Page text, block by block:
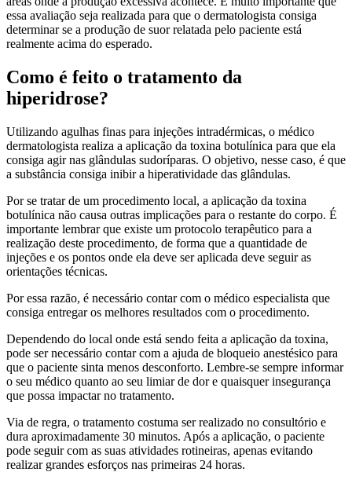
essa avaliação seja realizada para que o dermatologista consiga
determinar se a produção de suor relatada pelo paciente está
realmente acima do esperado.
Como é feito o tratamento da
hiperidrose?
Utilizando agulhas finas para injeções intradérmicas, o médico
dermatologista realiza a aplicação da toxina botulínica para que ela
consiga agir nas glândulas sudoríparas. O objetivo, nesse caso, é que
a substância consiga inibir a hiperatividade das glândulas.
Por se tratar de um procedimento local, a aplicação da toxina
botulínica não causa outras implicações para o restante do corpo. É
importante lembrar que existe um protocolo terapêutico para a
realização deste procedimento, de forma que a quantidade de
injeções e os pontos onde ela deve ser aplicada deve seguir as
orientações técnicas.
Por essa razão, é necessário contar com o médico especialista que
consiga entregar os melhores resultados com o procedimento.
Dependendo do local onde está sendo feita a aplicação da toxina,
pode ser necessário contar com a ajuda de bloqueio anestésico para
que o paciente sinta menos desconforto. Lembre-se sempre informar
o seu médico quanto ao seu limiar de dor e quaisquer insegurança
que possa impactar no tratamento.
Via de regra, o tratamento costuma ser realizado no consultório e
dura aproximadamente 30 minutos. Após a aplicação, o paciente
pode seguir com as suas atividades rotineiras, apenas evitando
realizar grandes esforços nas primeiras 24 horas.